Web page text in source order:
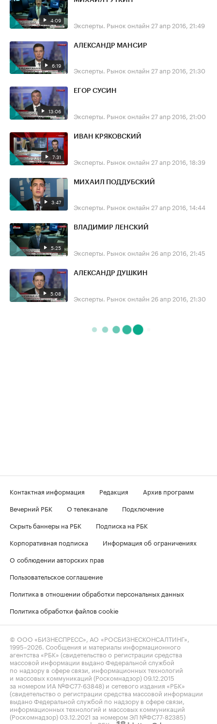
4:09 Эксперты. Рынок онлайн 27 апр 2016, 21:49
6:19
АЛЕКСАНДР МАНСИР
Эксперты. Рынок онлайн 27 апр 2016, 21:30
13:06
ЕГОР СУСИН
Эксперты. Рынок онлайн 27 апр 2016, 21:00
7:31
ИВАН КРЯКОВСКИЙ
Эксперты. Рынок онлайн 27 апр 2016, 18:39
3:47
МИХАИЛ ПОДДУБСКИЙ
Эксперты. Рынок онлайн 27 апр 2016, 14:44
5:25
ВЛАДИМИР ЛЕНСКИЙ
Эксперты. Рынок онлайн 26 апр 2016, 21:45
5:08
АЛЕКСАНДР ДУШКИН
Эксперты. Рынок онлайн 26 апр 2016, 21:30
Контактная информация Редакция
Архив программ
Вечерний РБК
О телеканале
Подключение
Скрыть баннеры на РБК
Подписка на РБК
Корпоративная подписка
Информация об ограничениях
О соблюдении авторских прав
Пользовательское соглашение
Политика в отношении обработки персональных данных
Политика обработки файлов cookie
© ООО «БИЗНЕСПРЕСС», АО «РОСБИЗНЕСКОНСАЛТИНГ»,
1995–2026 . Сообщения и материалы информационного
агентства «РБК» (свидетельство о регистрации средства
массовой информации выдано Федеральной службой
по надзору в сфере связи, информационных технологий
и массовых коммуникаций (Роскомнадзор) 09.12.2015
за номером ИА №ФС77-63848) и сетевого издания «РБК»
(свидетельство о регистрации средства массовой информации
выдано Федеральной службой по надзору в сфере связи,
информационных технологий и массовых коммуникаций
(Роскомнадзор) 03.12.2021 за номером ЭЛ №ФС77-82385)